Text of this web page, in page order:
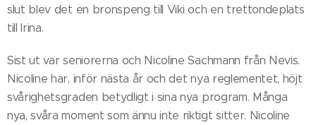
slut blev det en bronspeng till Viki och en trettondeplats
till Irina.
Sist ut var seniorerna och Nicoline Sachmann från Nevis.
Nicoline har, inför nästa år och det nya reglementet, höjt
svårighetsgraden betydligt i sina nya program. Många
nya, svåra moment som ännu inte riktigt sitter. Nicoline